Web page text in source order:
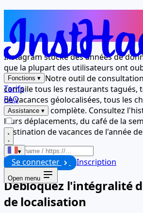
Fonctions ▾
Tarifs
FAQ
Assistance ▾
▾
Se connecter Inscription
Open menu
Tous les endroits où ils
rendus — Un seul
Instagram stocke des années de
que la plupart des utilisateurs ont
partagées. Notre outil de
compile tous les restaurants tagués,
de vacances géolocalisées, tous les
chronologie complète. Consultez
leurs déplacements, du café de la
destination de vacances de l'année
Lancer
Débloquez l'intégralité
de localisation